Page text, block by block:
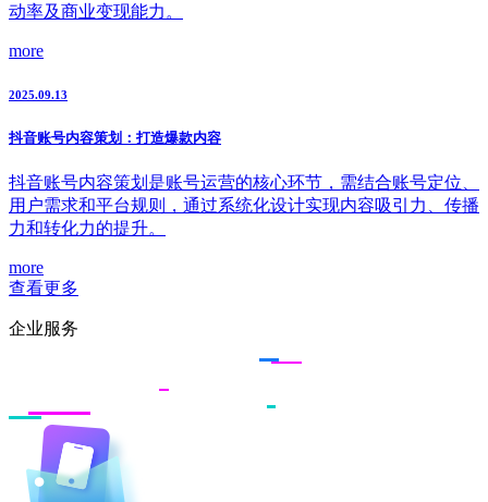
动率及商业变现能力。
more
2025.09.13
抖音账号内容策划：打造爆款内容
抖音账号内容策划是账号运营的核心环节，需结合账号定位、
用户需求和平台规则，通过系统化设计实现内容吸引力、传播
力和转化力的提升。
more
查看更多
企业服务